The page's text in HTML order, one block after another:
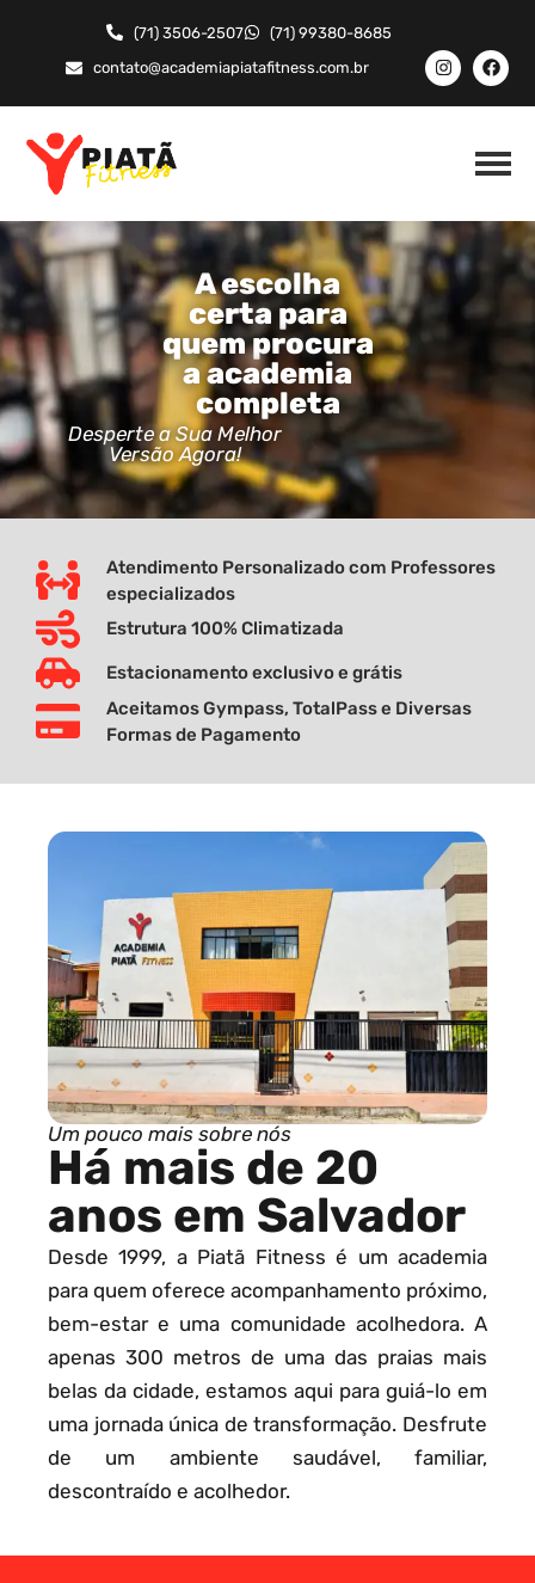
(71) 3506-2507
(71) 99380-8685
contato@academiapiatafitness.com.br
A escolha
certa para
quem procura
a academia
completa
Desperte a Sua Melhor
Versão Agora!
Atendimento Personalizado com Professores
especializados
Estrutura 100% Climatizada
Estacionamento exclusivo e grátis
Aceitamos Gympass, TotalPass e Diversas
Formas de Pagamento
Um pouco mais sobre nós
Há mais de 20
anos em Salvador
Desde 1999, a Piatã Fitness é um academia
para quem oferece acompanhamento próximo,
bem-estar e uma comunidade acolhedora. A
apenas 300 metros de uma das praias mais
belas da cidade, estamos aqui para guiá-lo em
uma jornada única de transformação. Desfrute
de um ambiente saudável, familiar,
descontraído e acolhedor.